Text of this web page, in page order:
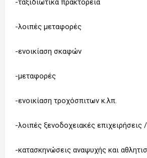
-ταξιδιωτικά πρακτορεία
-λοιπές μεταφορές
-ενοικίαση σκαφών
-μεταφορές
-ενοικίαση τροχόσπιτων κ.λπ.
-λοιπές ξενοδοχειακές επιχειρήσεις
-κατασκηνώσεις αναψυχής και